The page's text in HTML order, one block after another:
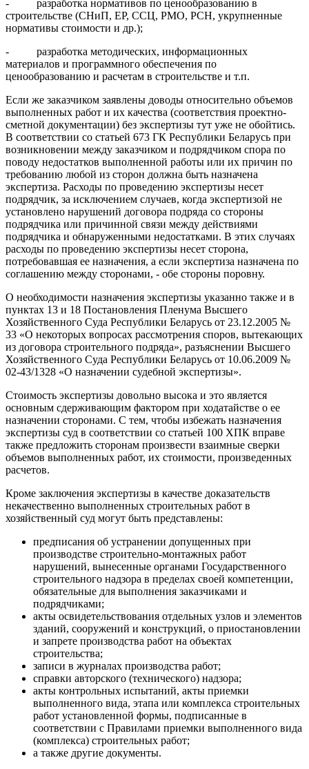
- разработка нормативов по ценообразованию в
строительстве (СНиП, ЕР, ССЦ, РМО, РСН, укрупненные
нормативы стоимости и др.);
- разработка методических, информационных
материалов и программного обеспечения по
ценообразованию и расчетам в строительстве и т.п.
Если же заказчиком заявлены доводы относительно объемов
выполненных работ и их качества (соответствия проектно-
сметной документации) без экспертизы тут уже не обойтись.
В соответствии со статьей 673 ГК Республики Беларусь при
возникновении между заказчиком и подрядчиком спора по
поводу недостатков выполненной работы или их причин по
требованию любой из сторон должна быть назначена
экспертиза. Расходы по проведению экспертизы несет
подрядчик, за исключением случаев, когда экспертизой не
установлено нарушений договора подряда со стороны
подрядчика или причинной связи между действиями
подрядчика и обнаруженными недостатками. В этих случаях
расходы по проведению экспертизы несет сторона,
потребовавшая ее назначения, а если экспертиза назначена по
соглашению между сторонами, - обе стороны поровну.
О необходимости назначения экспертизы указанно также и в
пунктах 13 и 18 Постановления Пленума Высшего
Хозяйственного Суда Республики Беларусь от 23.12.2005 №
33 «О некоторых вопросах рассмотрения споров, вытекающих
из договора строительного подряда», разъяснении Высшего
Хозяйственного Суда Республики Беларусь от 10.06.2009 №
02-43/1328 «О назначении судебной экспертизы».
Стоимость экспертизы довольно высока и это является
основным сдерживающим фактором при ходатайстве о ее
назначении сторонами. С тем, чтобы избежать назначения
экспертизы суд в соответствии со статьей 100 ХПК вправе
также предложить сторонам произвести взаимные сверки
объемов выполненных работ, их стоимости, произведенных
расчетов.
Кроме заключения экспертизы в качестве доказательств
некачественно выполненных строительных работ в
хозяйственный суд могут быть представлены:
предписания об устранении допущенных при
производстве строительно-монтажных работ
нарушений, вынесенные органами Государственного
строительного надзора в пределах своей компетенции,
обязательные для выполнения заказчиками и
подрядчиками;
акты освидетельствования отдельных узлов и элементов
зданий, сооружений и конструкций, о приостановлении
и запрете производства работ на объектах
строительства;
записи в журналах производства работ;
справки авторского (технического) надзора;
акты контрольных испытаний, акты приемки
выполненного вида, этапа или комплекса строительных
работ установленной формы, подписанные в
соответствии с Правилами приемки выполненного вида
(комплекса) строительных работ;
а также другие документы.